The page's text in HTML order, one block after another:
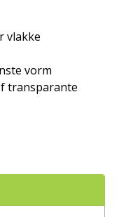
vlakke
vorm
transparante